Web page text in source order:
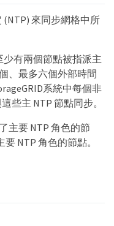
(NTP) 來同步網格中所
少有兩個節點被指派主
、最多六個外部時間
系統中每個非
些主 NTP 節點同步。
主要 NTP 角色的節
NTP 角色的節點。